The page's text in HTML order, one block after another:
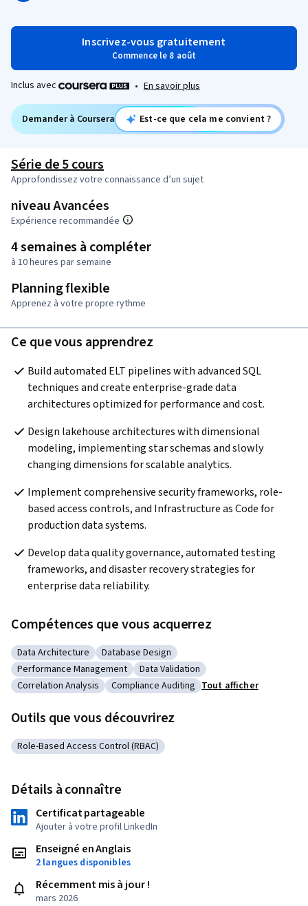
Inscrivez-vous gratuitement
Commence le 8 août
Inclus avec • En savoir plus
Demander à Coursera Est-ce que cela me convient ?
Série de 5 cours
Approfondissez votre connaissance d’un sujet
niveau Avancées
Expérience recommandée
4 semaines à compléter
à 10 heures par semaine
Planning flexible
Apprenez à votre propre rythme
Ce que vous apprendrez
Build automated ELT pipelines with advanced SQL
techniques and create enterprise-grade data
architectures optimized for performance and cost.
Design lakehouse architectures with dimensional
modeling, implementing star schemas and slowly
changing dimensions for scalable analytics.
Implement comprehensive security frameworks, role-
based access controls, and Infrastructure as Code for
production data systems.
Develop data quality governance, automated testing
frameworks, and disaster recovery strategies for
enterprise data reliability.
Compétences que vous acquerrez
Catégorie : Data Architecture
Data Architecture Catégorie : Database Design
Database Design
Catégorie : Performance Management
Performance Management Catégorie : Data Validation
Data Validation
Catégorie : Correlation Analysis
Correlation Analysis Catégorie : Compliance Auditing
Compliance Auditing Tout afficher
Outils que vous découvrirez
Catégorie : Role-Based Access Control (RBAC)
Role-Based Access Control (RBAC)
Détails à connaître
Certificat partageable
Ajouter à votre profil LinkedIn
Enseigné en Anglais
2 langues disponibles
Récemment mis à jour !
mars 2026